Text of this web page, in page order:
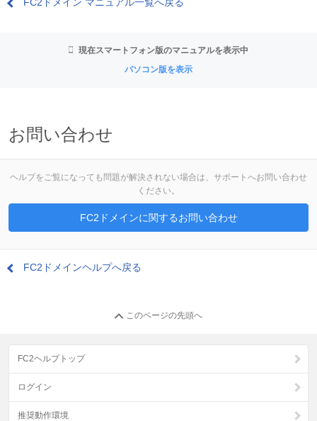
現在スマートフォン版のマニュアルを表示中
パソコン版を表示
お問い合わせ
ヘルプをご覧になっても問題が解決されない場合は、サポートへお問い合わせ
ください。
FC2ドメインに関するお問い合わせ
FC2ドメインヘルプへ戻る
このページの先頭へ
FC2ヘルプトップ
ログイン
推奨動作環境